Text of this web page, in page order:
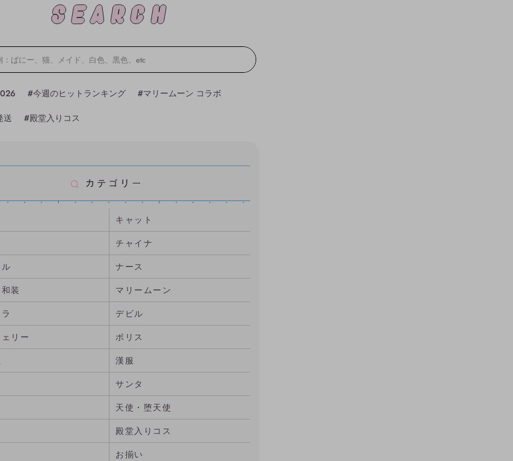
#今週のヒットランキング #マリームーン コラボ
送 #殿堂入りコス
キャット
チャイナ
ナース
装
マリームーン
デビル
リー
ポリス
漢服
サンタ
天使・堕天使
殿堂入りコス
お揃い